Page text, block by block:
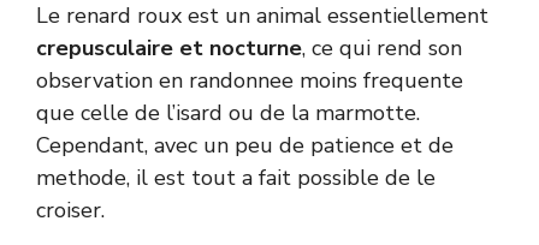
Le renard roux est un animal essentiellement
crepusculaire et nocturne, ce qui rend son
observation en randonnee moins frequente
que celle de l’isard ou de la marmotte.
Cependant, avec un peu de patience et de
methode, il est tout a fait possible de le
croiser.